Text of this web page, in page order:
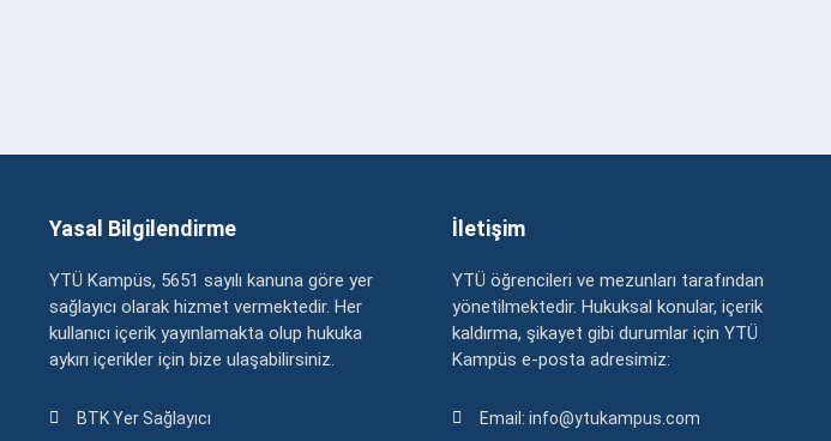
Yasal Bilgilendirme
YTÜ Kampüs, 5651 sayılı kanuna göre yer
sağlayıcı olarak hizmet vermektedir. Her
kullanıcı içerik yayınlamakta olup hukuka
aykırı içerikler için bize ulaşabilirsiniz.
BTK Yer Sağlayıcı
İletişim
YTÜ öğrencileri ve mezunları tarafından
yönetilmektedir. Hukuksal konular, içerik
kaldırma, şikayet gibi durumlar için YTÜ
Kampüs e-posta adresimiz:
Email: info@ytukampus.com